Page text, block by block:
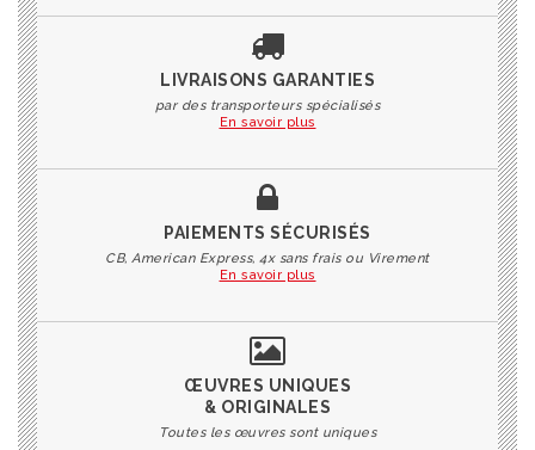
LIVRAISONS GARANTIES
par des transporteurs spécialisés
En savoir plus
PAIEMENTS SÉCURISÉS
CB, American Express, 4x sans frais ou Virement
En savoir plus
ŒUVRES UNIQUES
& ORIGINALES
Toutes les œuvres sont uniques